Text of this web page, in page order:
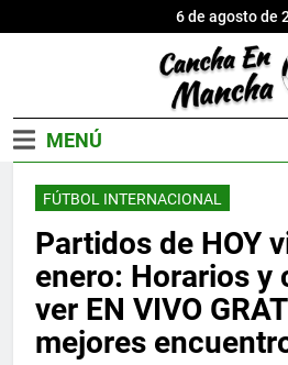
6 de agosto de
FÚTBOL INTERNACIONAL
Partidos de HOY
enero: Horarios y
ver EN VIVO
mejores